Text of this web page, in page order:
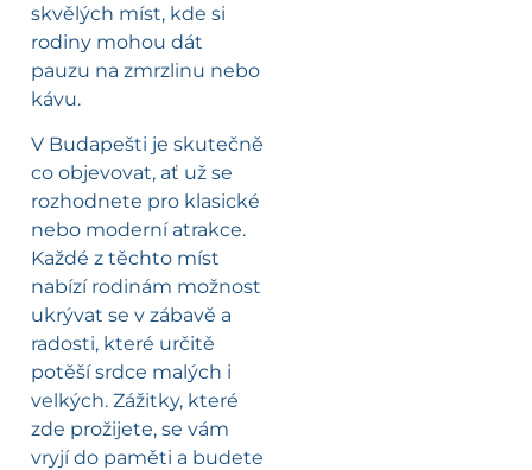
skvělých míst, kde si
rodiny mohou dát
pauzu na zmrzlinu nebo
kávu.
V Budapešti je skutečně
co objevovat, ať už se
rozhodnete pro klasické
nebo moderní atrakce.
Každé z těchto míst
nabízí rodinám možnost
ukrývat se v zábavě a
radosti, které určitě
potěší srdce malých i
velkých. Zážitky, které
zde prožijete, se vám
vryjí do paměti a budete